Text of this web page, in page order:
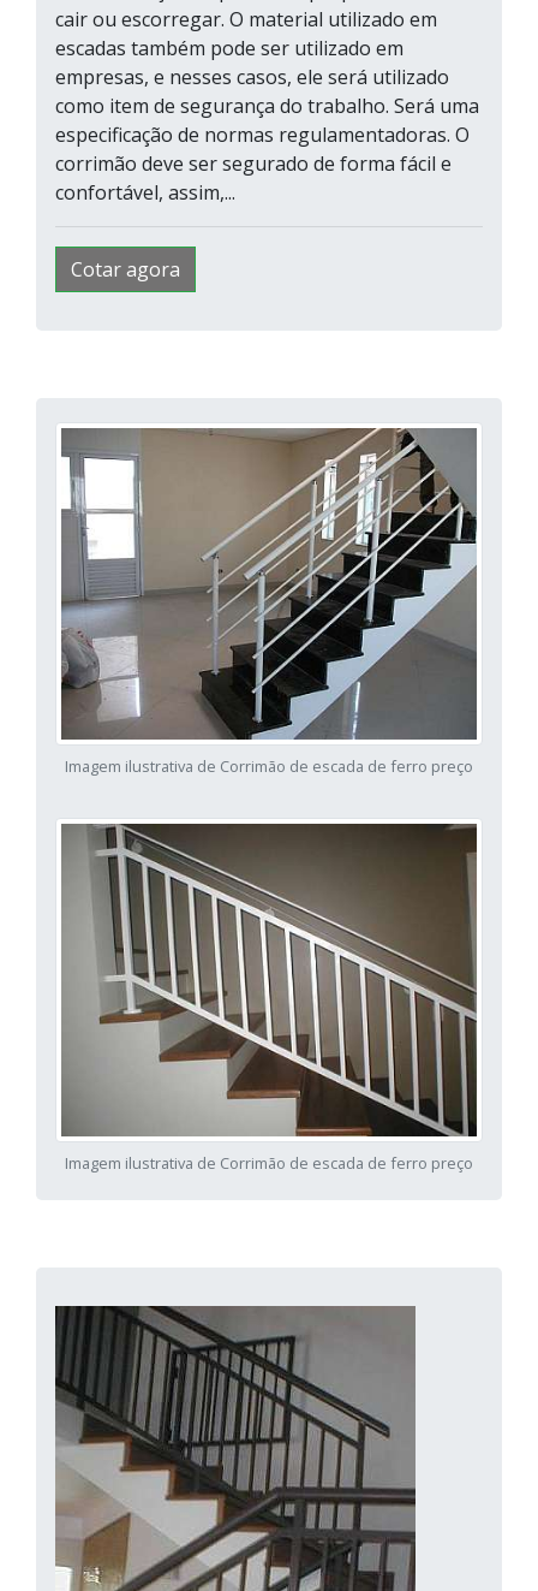
cair ou escorregar. O material utilizado em
escadas também pode ser utilizado em
empresas, e nesses casos, ele será utilizado
como item de segurança do trabalho. Será uma
especificação de normas regulamentadoras. O
corrimão deve ser segurado de forma fácil e
confortável, assim,...
Cotar agora
Imagem ilustrativa de Corrimão de escada de ferro preço
Imagem ilustrativa de Corrimão de escada de ferro preço